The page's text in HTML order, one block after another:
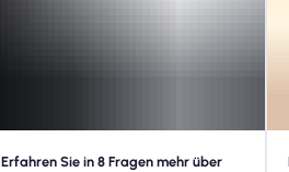
Erfahren Sie in 8 Fragen mehr über